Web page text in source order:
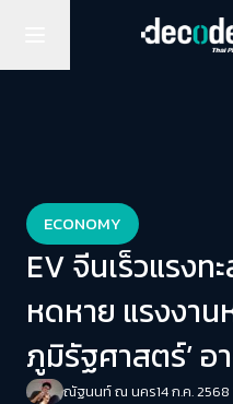
ECONOMY
EV จีนเร็วแรง
หดหาย แรงงา
ภูมิรัฐศาสตร์’ อ
ณัฐนนท์ ณ นคร14 ก.ค. 2568